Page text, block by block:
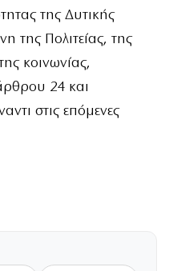
της Δυτικής
της Πολιτείας, της
κοινωνίας,
24 και
στις επόμενες